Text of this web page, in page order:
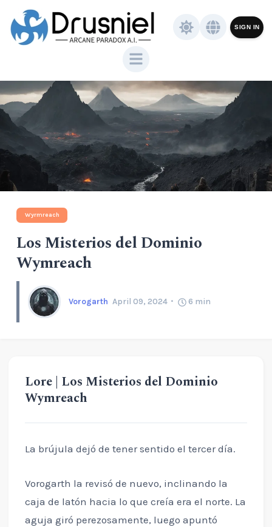
SIGN IN
Wyrmreach
Los Misterios del Dominio
Wymreach
Vorogarth April 09, 2024 6 min
Lore | Los Misterios del Dominio
Wymreach
La brújula dejó de tener sentido el tercer día.
Vorogarth la revisó de nuevo, inclinando la
caja de latón hacia lo que creía era el norte. La
aguja giró perezosamente, luego apuntó